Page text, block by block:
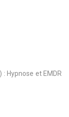
Hypnose et EMDR